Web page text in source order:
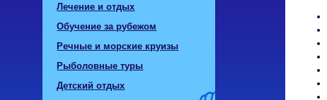
Лечение и отдых
Обучение за рубежом
Речные и морские круизы
Рыболовные туры
Детский отдых